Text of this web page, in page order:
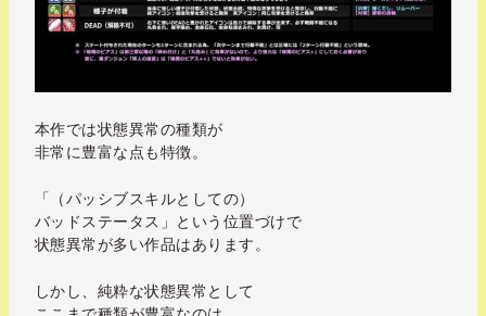
本作では状態異常の種類が
非常に豊富な点も特徴。
「（パッシブスキルとしての）
バッドステータス」という位置づけで
状態異常が多い作品はあります。
しかし、純粋な状態異常として